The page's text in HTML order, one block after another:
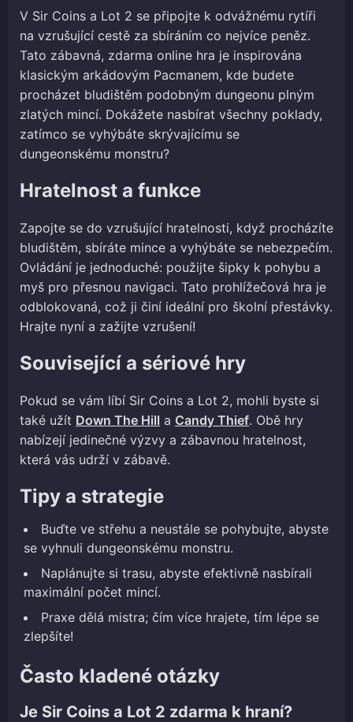
V Sir Coins a Lot 2 se připojte k odvážnému rytíři
na vzrušující cestě za sbíráním co nejvíce peněz.
Tato zábavná, zdarma online hra je inspirována
klasickým arkádovým Pacmanem, kde budete
procházet bludištěm podobným dungeonu plným
zlatých mincí. Dokážete nasbírat všechny poklady,
zatímco se vyhýbáte skrývajícímu se
dungeonskému monstru?
Hratelnost a funkce
Zapojte se do vzrušující hratelnosti, když procházíte
bludištěm, sbíráte mince a vyhýbáte se nebezpečím.
Ovládání je jednoduché: použijte šipky k pohybu a
myš pro přesnou navigaci. Tato prohlížečová hra je
odblokovaná, což ji činí ideální pro školní přestávky.
Hrajte nyní a zažijte vzrušení!
Související a sériové hry
Pokud se vám líbí Sir Coins a Lot 2, mohli byste si
také užít Down The Hill a Candy Thief. Obě hry
nabízejí jedinečné výzvy a zábavnou hratelnost,
která vás udrží v zábavě.
Tipy a strategie
Buďte ve střehu a neustále se pohybujte, abyste
se vyhnuli dungeonskému monstru.
Naplánujte si trasu, abyste efektivně nasbírali
maximální počet mincí.
Praxe dělá mistra; čím více hrajete, tím lépe se
zlepšíte!
Často kladené otázky
Je Sir Coins a Lot 2 zdarma k hraní?